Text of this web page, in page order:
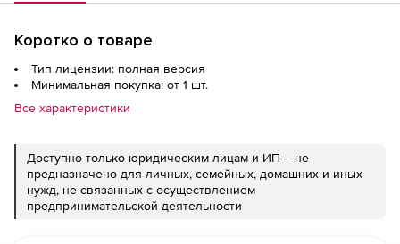
Коротко о товаре
Тип лицензии: полная версия
Минимальная покупка: от 1 шт.
Все характеристики
Доступно только юридическим лицам и ИП – не
предназначено для личных, семейных, домашних и иных
нужд, не связанных с осуществлением
предпринимательской деятельности